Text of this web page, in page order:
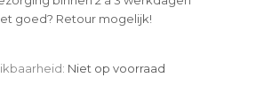
goed? Retour mogelijk!
Niet op voorraad